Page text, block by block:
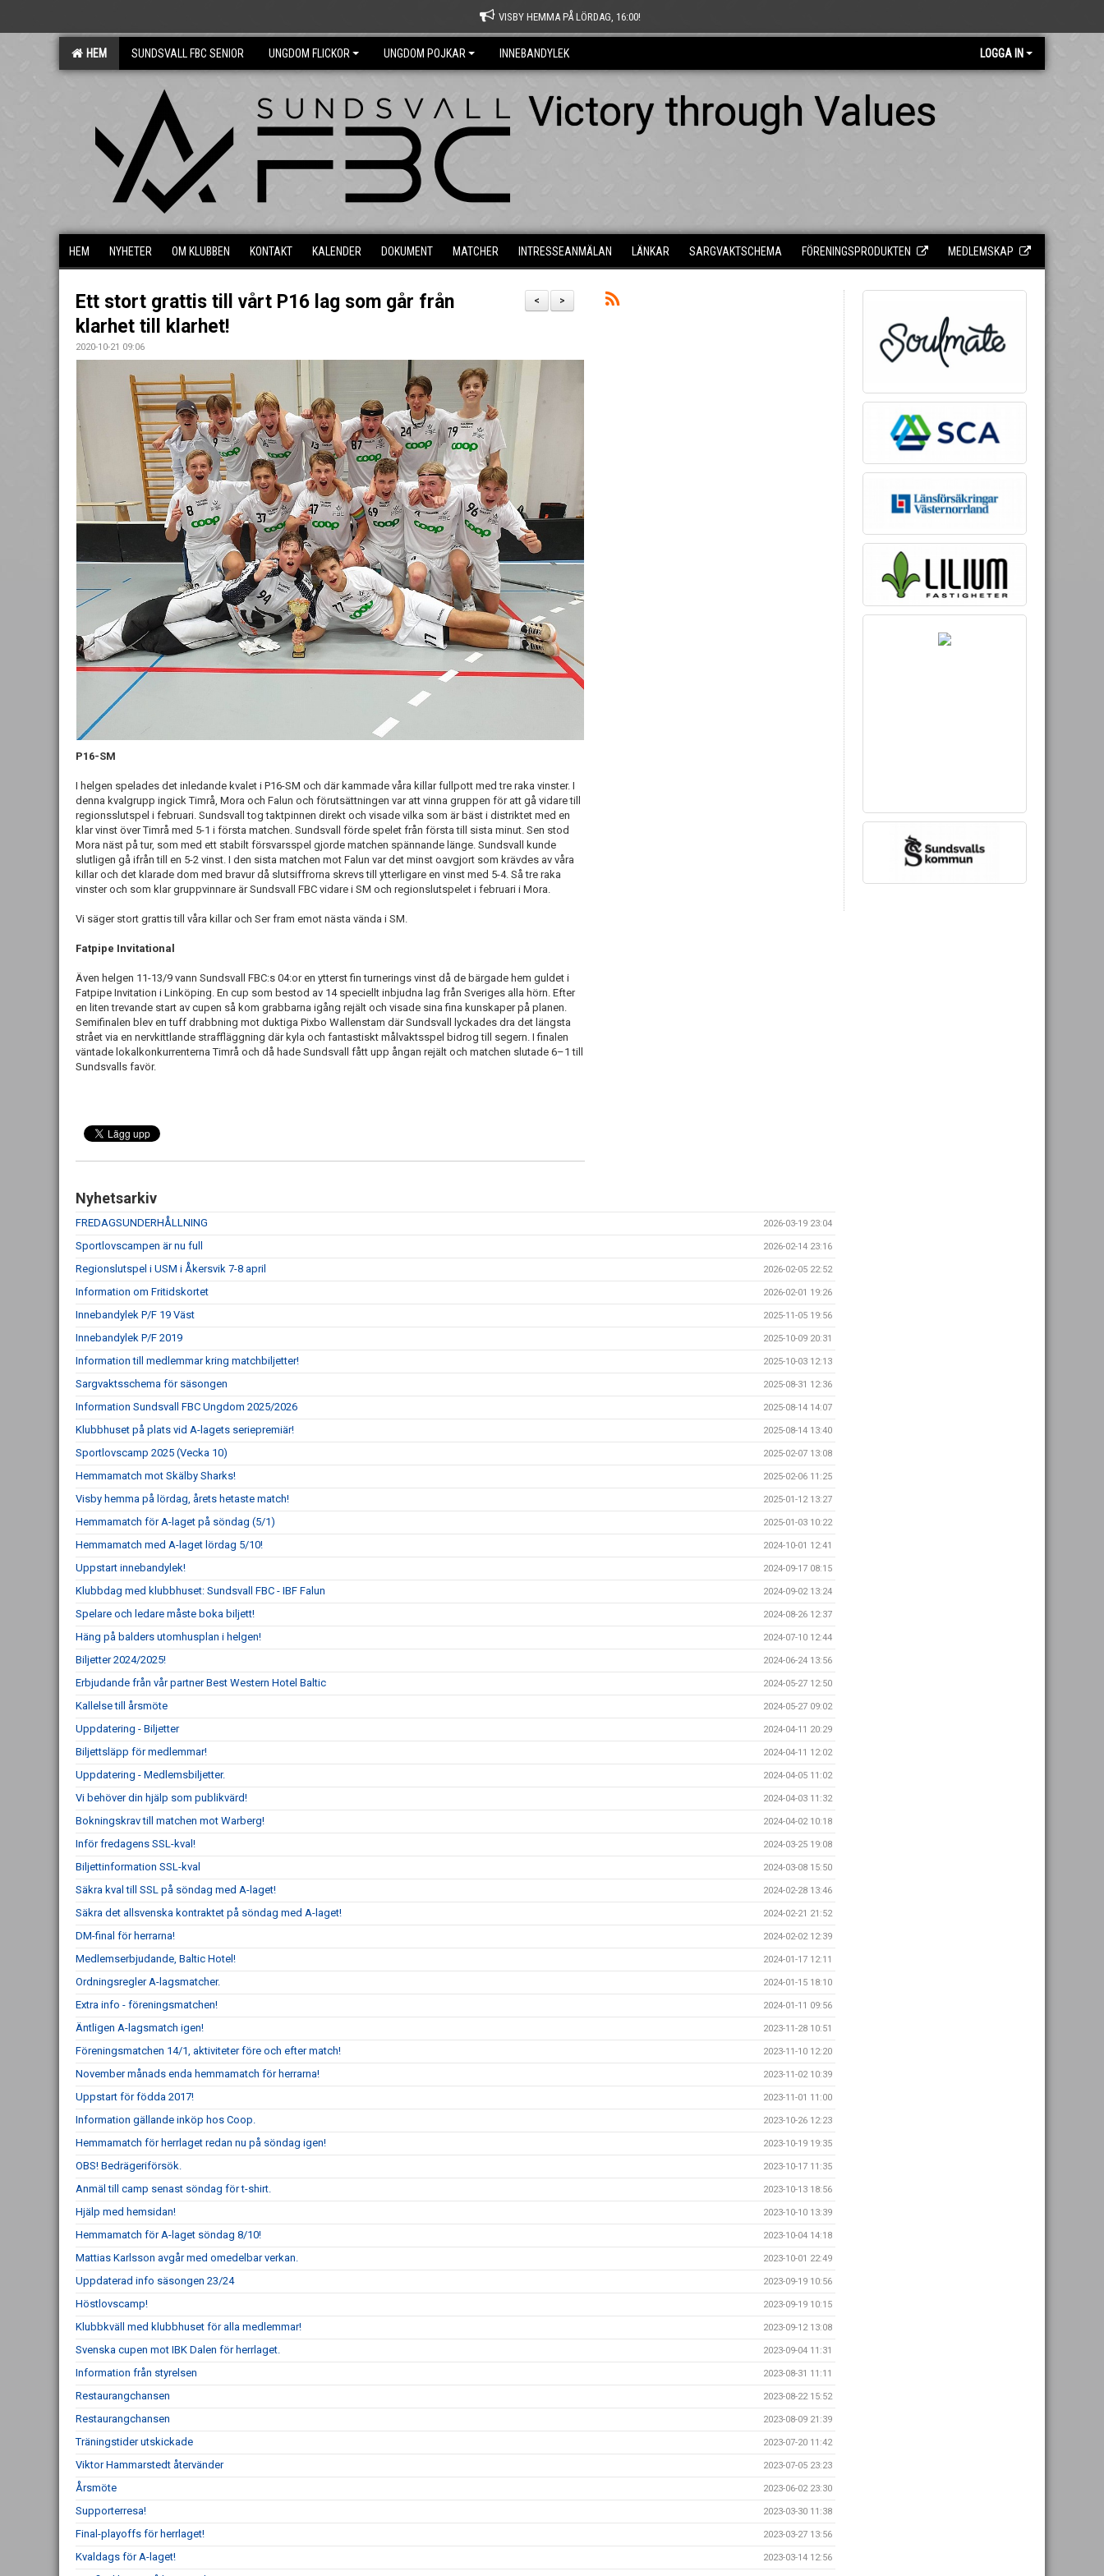
VISBY HEMMA PÅ LÖRDAG, 16:00!
HEM SUNDSVALL FBC SENIOR UNGDOM FLICKOR UNGDOM POJKAR INNEBANDYLEK LOGGA IN
Victory through Values
HEM NYHETER OM KLUBBEN KONTAKT KALENDER DOKUMENT MATCHER INTRESSEANMÄLAN LÄNKAR SARGVAKTSCHEMA FÖRENINGSPRODUKTEN MEDLEMSKAP
>
<
Ett stort grattis till vårt P16 lag som går från
klarhet till klarhet!
2020-10-21 09:06
P16-SM
I helgen spelades det inledande kvalet i P16-SM och där kammade våra killar fullpott med tre raka vinster. I
denna kvalgrupp ingick Timrå, Mora och Falun och förutsättningen var att vinna gruppen för att gå vidare till
regionsslutspel i februari. Sundsvall tog taktpinnen direkt och visade vilka som är bäst i distriktet med en
klar vinst över Timrå med 5-1 i första matchen. Sundsvall förde spelet från första till sista minut. Sen stod
Mora näst på tur, som med ett stabilt försvarsspel gjorde matchen spännande länge. Sundsvall kunde
slutligen gå ifrån till en 5-2 vinst. I den sista matchen mot Falun var det minst oavgjort som krävdes av våra
killar och det klarade dom med bravur då slutsiffrorna skrevs till ytterligare en vinst med 5-4. Så tre raka
vinster och som klar gruppvinnare är Sundsvall FBC vidare i SM och regionslutspelet i februari i Mora.
Vi säger stort grattis till våra killar och Ser fram emot nästa vända i SM.
Fatpipe Invitational
Även helgen 11-13/9 vann Sundsvall FBC:s 04:or en ytterst fin turnerings vinst då de bärgade hem guldet i
Fatpipe Invitation i Linköping. En cup som bestod av 14 speciellt inbjudna lag från Sveriges alla hörn. Efter
en liten trevande start av cupen så kom grabbarna igång rejält och visade sina fina kunskaper på planen.
Semifinalen blev en tuff drabbning mot duktiga Pixbo Wallenstam där Sundsvall lyckades dra det längsta
strået via en nervkittlande straffläggning där kyla och fantastiskt målvaktsspel bidrog till segern. I finalen
väntade lokalkonkurrenterna Timrå och då hade Sundsvall fått upp ångan rejält och matchen slutade 6–1 till
Sundsvalls favör.
Nyhetsarkiv
FREDAGSUNDERHÅLLNING 2026-03-19 23:04
Sportlovscampen är nu full 2026-02-14 23:16
Regionslutspel i USM i Åkersvik 7-8 april 2026-02-05 22:52
Information om Fritidskortet 2026-02-01 19:26
Innebandylek P/F 19 Väst 2025-11-05 19:56
Innebandylek P/F 2019 2025-10-09 20:31
Information till medlemmar kring matchbiljetter! 2025-10-03 12:13
Sargvaktsschema för säsongen 2025-08-31 12:36
Information Sundsvall FBC Ungdom 2025/2026 2025-08-14 14:07
Klubbhuset på plats vid A-lagets seriepremiär! 2025-08-14 13:40
Sportlovscamp 2025 (Vecka 10) 2025-02-07 13:08
Hemmamatch mot Skälby Sharks! 2025-02-06 11:25
Visby hemma på lördag, årets hetaste match! 2025-01-12 13:27
Hemmamatch för A-laget på söndag (5/1) 2025-01-03 10:22
Hemmamatch med A-laget lördag 5/10! 2024-10-01 12:41
Uppstart innebandylek! 2024-09-17 08:15
Klubbdag med klubbhuset: Sundsvall FBC - IBF Falun 2024-09-02 13:24
Spelare och ledare måste boka biljett! 2024-08-26 12:37
Häng på balders utomhusplan i helgen! 2024-07-10 12:44
Biljetter 2024/2025! 2024-06-24 13:56
Erbjudande från vår partner Best Western Hotel Baltic 2024-05-27 12:50
Kallelse till årsmöte 2024-05-27 09:02
Uppdatering - Biljetter 2024-04-11 20:29
Biljettsläpp för medlemmar! 2024-04-11 12:02
Uppdatering - Medlemsbiljetter. 2024-04-05 11:02
Vi behöver din hjälp som publikvärd! 2024-04-03 11:32
Bokningskrav till matchen mot Warberg! 2024-04-02 10:18
Inför fredagens SSL-kval! 2024-03-25 19:08
Biljettinformation SSL-kval 2024-03-08 15:50
Säkra kval till SSL på söndag med A-laget! 2024-02-28 13:46
Säkra det allsvenska kontraktet på söndag med A-laget! 2024-02-21 21:52
DM-final för herrarna! 2024-02-02 12:39
Medlemserbjudande, Baltic Hotel! 2024-01-17 12:11
Ordningsregler A-lagsmatcher. 2024-01-15 18:10
Extra info - föreningsmatchen! 2024-01-11 09:56
Äntligen A-lagsmatch igen! 2023-11-28 10:51
Föreningsmatchen 14/1, aktiviteter före och efter match! 2023-11-10 12:20
November månads enda hemmamatch för herrarna! 2023-11-02 10:39
Uppstart för födda 2017! 2023-11-01 11:00
Information gällande inköp hos Coop. 2023-10-26 12:23
Hemmamatch för herrlaget redan nu på söndag igen! 2023-10-19 19:35
OBS! Bedrägeriförsök. 2023-10-17 11:35
Anmäl till camp senast söndag för t-shirt. 2023-10-13 18:56
Hjälp med hemsidan! 2023-10-10 13:39
Hemmamatch för A-laget söndag 8/10! 2023-10-04 14:18
Mattias Karlsson avgår med omedelbar verkan. 2023-10-01 22:49
Uppdaterad info säsongen 23/24 2023-09-19 10:56
Höstlovscamp! 2023-09-19 10:15
Klubbkväll med klubbhuset för alla medlemmar! 2023-09-12 13:08
Svenska cupen mot IBK Dalen för herrlaget. 2023-09-04 11:31
Information från styrelsen 2023-08-31 11:11
Restaurangchansen 2023-08-22 15:52
Restaurangchansen 2023-08-09 21:39
Träningstider utskickade 2023-07-20 11:42
Viktor Hammarstedt återvänder 2023-07-05 23:23
Årsmöte 2023-06-02 23:30
Supporterresa! 2023-03-30 11:38
Final-playoffs för herrlaget! 2023-03-27 13:56
Kvaldags för A-laget! 2023-03-14 12:56